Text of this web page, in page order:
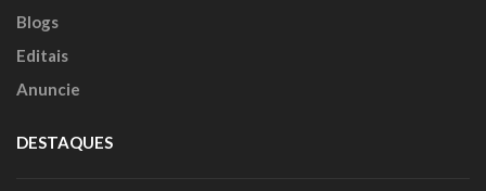
Blogs
Editais
Anuncie
DESTAQUES